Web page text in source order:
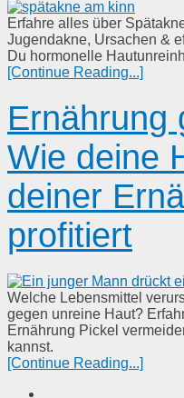
Erfahre alles über
Jugendakne, Ursachen &
Du hormonelle
[Continue Reading...]
Ernährung
Wie deine
deiner
profitiert
Welche Lebensmittel
gegen unreine Haut?
Ernährung Pickel
kannst.
[Continue Reading...]